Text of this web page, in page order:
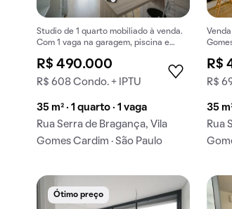
Studio de 1 quarto mobiliado à venda.
Com 1 vaga na garagem, piscina e
R$ 490.000
R$ 608 Condo. + IPTU
35 m² · 1 quarto · 1 vaga
Rua Serra de Bragança, Vila
Gomes Cardim · São Paulo
R$
R$
35
Rua
Ótimo preço